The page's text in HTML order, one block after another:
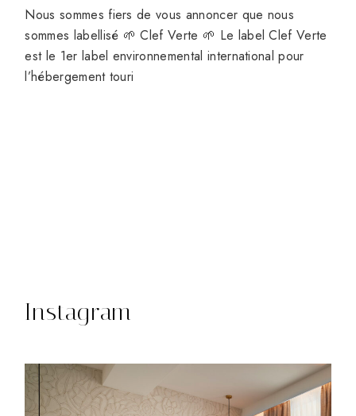
Nous sommes fiers de vous annoncer que nous
sommes labellisé 🌱 Clef Verte 🌱 Le label Clef Verte
est le 1er label environnemental international pour
l’hébergement touri
Instagram